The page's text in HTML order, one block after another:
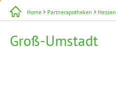
Home > Partnerapotheken > Hessen
Groß-Umstadt